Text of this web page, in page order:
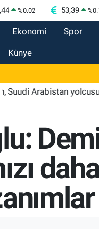
%0.02 53,39 %
Ekonomi Spor
Künye
Arabistan yolcusu